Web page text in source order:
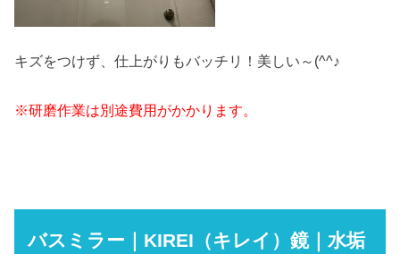
キズをつけず、仕上がりもバッチリ！美しい～(^^♪
※研磨作業は別途費用がかかります。
バスミラー｜KIREI（キレイ）鏡｜水垢